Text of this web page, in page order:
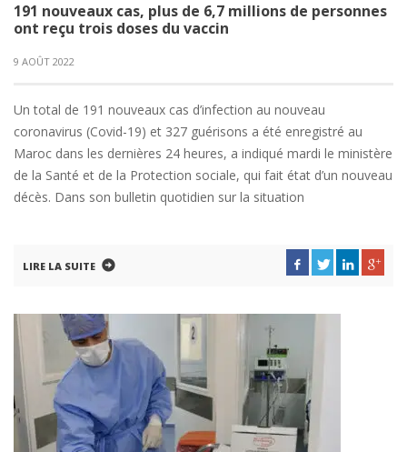
191 nouveaux cas, plus de 6,7 millions de personnes
ont reçu trois doses du vaccin
9 AOÛT 2022
Un total de 191 nouveaux cas d’infection au nouveau
coronavirus (Covid-19) et 327 guérisons a été enregistré au
Maroc dans les dernières 24 heures, a indiqué mardi le ministère
de la Santé et de la Protection sociale, qui fait état d’un nouveau
décès. Dans son bulletin quotidien sur la situation
LIRE LA SUITE